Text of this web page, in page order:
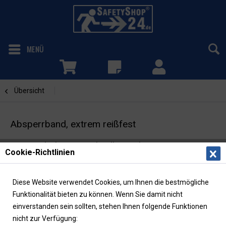
MENÜ
Übersicht
Absperrband, extrem reißfest
in Spenderbox mit Abrollvorrichtung
Cookie-Richtlinien
Diese Website verwendet Cookies, um Ihnen die bestmögliche
Funktionalität bieten zu können. Wenn Sie damit nicht
einverstanden sein sollten, stehen Ihnen folgende Funktionen
nicht zur Verfügung: